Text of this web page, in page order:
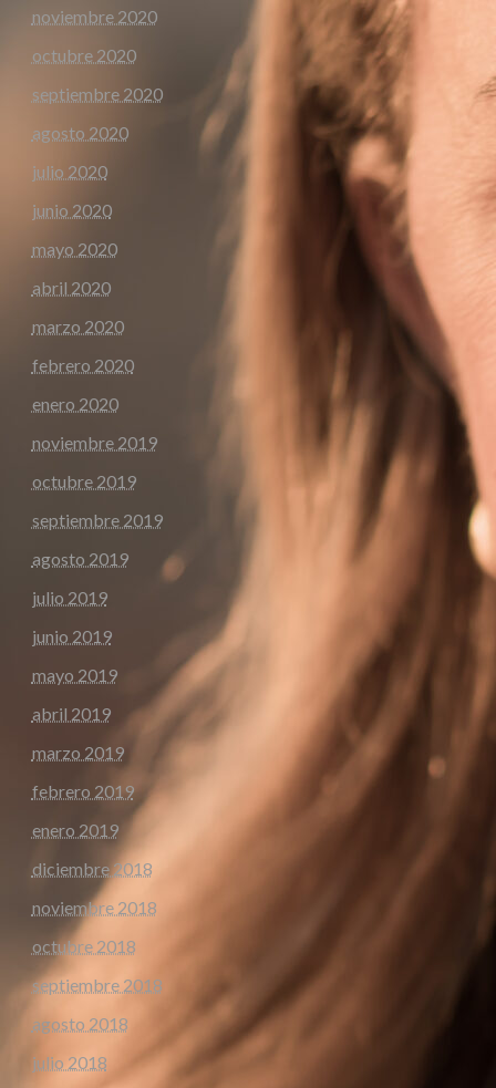
noviembre 2020
octubre 2020
septiembre 2020
agosto 2020
julio 2020
junio 2020
mayo 2020
abril 2020
marzo 2020
febrero 2020
enero 2020
noviembre 2019
octubre 2019
septiembre 2019
agosto 2019
julio 2019
junio 2019
mayo 2019
abril 2019
marzo 2019
febrero 2019
enero 2019
diciembre 2018
noviembre 2018
octubre 2018
septiembre 2018
agosto 2018
julio 2018